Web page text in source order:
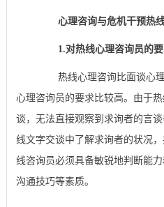
心理咨询与危机干预热线
1.对热线心理咨询员的要
热线心理咨询比面谈心理
心理咨询员的要求比较高。由于
谈，无法直接观察到求询者的言
线文字交谈中了解求询者的状况
线咨询员必须具备敏锐地判断能
沟通技巧等素质。